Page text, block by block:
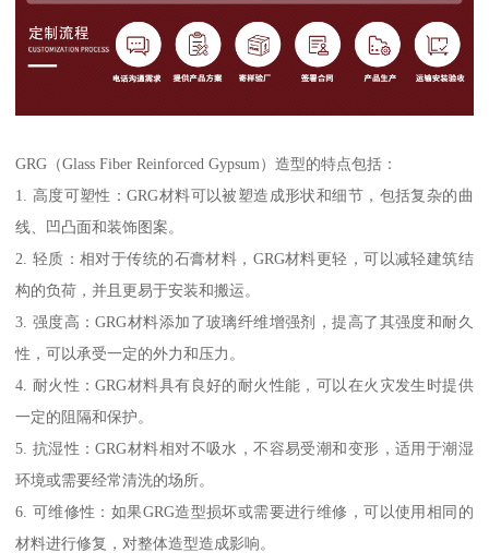
GRG（Glass Fiber Reinforced Gypsum）造型的特点包括：
1. 高度可塑性：GRG材料可以被塑造成形状和细节，包括复杂的曲
线、凹凸面和装饰图案。
2. 轻质：相对于传统的石膏材料，GRG材料更轻，可以减轻建筑结
构的负荷，并且更易于安装和搬运。
3. 强度高：GRG材料添加了玻璃纤维增强剂，提高了其强度和耐久
性，可以承受一定的外力和压力。
4. 耐火性：GRG材料具有良好的耐火性能，可以在火灾发生时提供
一定的阻隔和保护。
5. 抗湿性：GRG材料相对不吸水，不容易受潮和变形，适用于潮湿
环境或需要经常清洗的场所。
6. 可维修性：如果GRG造型损坏或需要进行维修，可以使用相同的
材料进行修复，对整体造型造成影响。